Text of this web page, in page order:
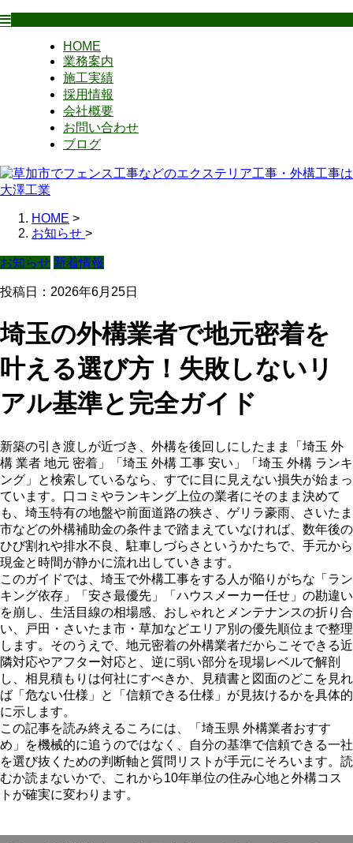
HOME
業務案内
施工実績
採用情報
会社概要
お問い合わせ
ブログ
HOME >
お知らせ >
お知らせ 新着情報
投稿日：2026年6月25日
埼玉の外構業者で地元密着を
叶える選び方！失敗しないリ
アル基準と完全ガイド
新築の引き渡しが近づき、外構を後回しにしたまま「埼玉 外
構 業者 地元 密着」「埼玉 外構 工事 安い」「埼玉 外構 ランキ
ング」と検索しているなら、すでに目に見えない損失が始まっ
ています。口コミやランキング上位の業者にそのまま決めて
も、埼玉特有の地盤や前面道路の狭さ、ゲリラ豪雨、さいたま
市などの外構補助金の条件まで踏まえていなければ、数年後の
ひび割れや排水不良、駐車しづらさというかたちで、手元から
現金と時間が静かに流れ出していきます。
このガイドでは、埼玉で外構工事をする人が陥りがちな「ラン
キング依存」「安さ最優先」「ハウスメーカー任せ」の勘違い
を崩し、生活目線の相場感、おしゃれとメンテナンスの折り合
い、戸田・さいたま市・草加などエリア別の優先順位まで整理
します。そのうえで、地元密着の外構業者だからこそできる近
隣対応やアフター対応と、逆に弱い部分を現場レベルで解剖
し、相見積もりは何社にすべきか、見積書と図面のどこを見れ
ば「危ない仕様」と「信頼できる仕様」が見抜けるかを具体的
に示します。
この記事を読み終えるころには、「埼玉県 外構業者おすす
め」を機械的に追うのではなく、自分の基準で信頼できる一社
を選び抜くための判断軸と質問リストが手元にそろいます。読
むか読まないかで、これから10年単位の住み心地と外構コス
トが確実に変わります。